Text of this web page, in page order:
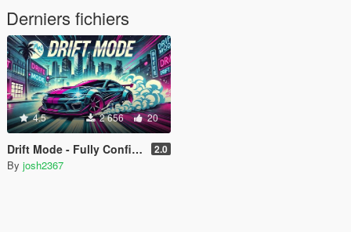
Derniers fichiers
4.5 2 656 20
Drift Mode - Fully Configurable 2.0
By josh2367